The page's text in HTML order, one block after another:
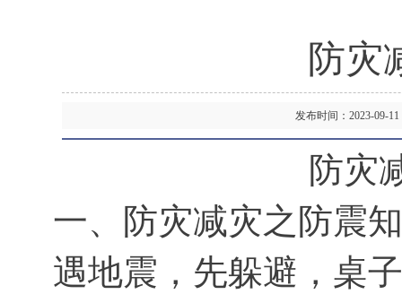
防灾
发布时间：2023-
防灾
一、防灾减灾之防震
遇地震，先躲避，桌